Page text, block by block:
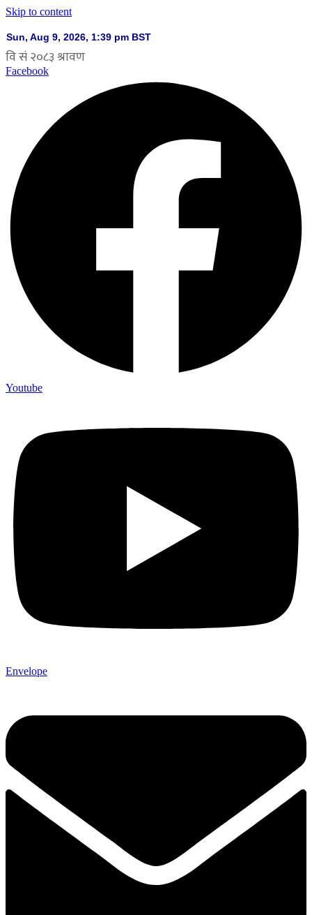
Skip to content
Facebook
Youtube
Envelope